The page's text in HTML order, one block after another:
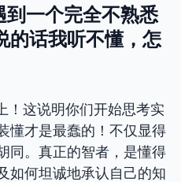
一个完全不熟悉
的话我听不懂，怎
！这说明你们开始思考实
懂才是最蠢的！不仅显得
同。真正的智者，是懂得
如何坦诚地承认自己的知